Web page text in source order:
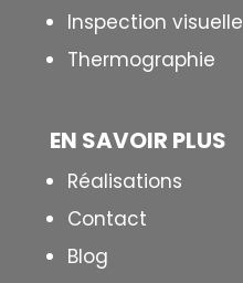
Inspection visuelle
Thermographie
EN SAVOIR PLUS
Réalisations
Contact
Blog